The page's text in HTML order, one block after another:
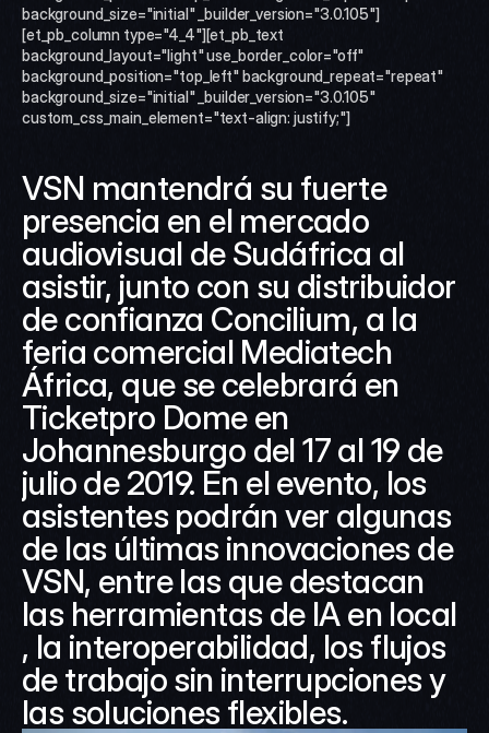
background_size="initial" _builder_version="3.0.105"]
[et_pb_column type="4_4"][et_pb_text
background_layout="light" use_border_color="off"
background_position="top_left" background_repeat="repeat"
background_size="initial" _builder_version="3.0.105"
custom_css_main_element="text-align: justify;"]
VSN mantendrá su fuerte
presencia en el mercado
audiovisual de Sudáfrica al
asistir, junto con su distribuidor
de confianza Concilium, a la
feria comercial Mediatech
África, que se celebrará en
Ticketpro Dome en
Johannesburgo del 17 al 19 de
julio de 2019. En el evento, los
asistentes podrán ver algunas
de las últimas innovaciones de
VSN, entre las que destacan
las herramientas de IA en local
, la interoperabilidad, los flujos
de trabajo sin interrupciones y
las soluciones flexibles.